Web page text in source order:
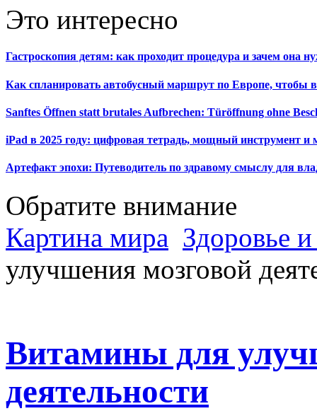
Это интересно
Гастроскопия детям: как проходит процедура и зачем она
Как спланировать автобусный маршрут по Европе, чтобы
Sanftes Öffnen statt brutales Aufbrechen: Türöffnung ohne
iPad в 2025 году: цифровая тетрадь, мощный инструмент и
Артефакт эпохи: Путеводитель по здравому смыслу для
Обратите внимание
Картина мира Здоровье и
улучшения мозговой
Витамины для
деятельности